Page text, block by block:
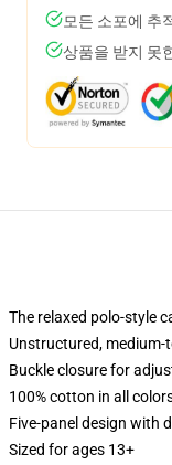
모든 소포에 추
상품을 받지 못
The relaxed polo-style
Unstructured, medium-
Buckle closure for
100% cotton in all
Five-panel design with
Sized for ages 13+